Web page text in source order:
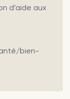
d’aide aux
bien-